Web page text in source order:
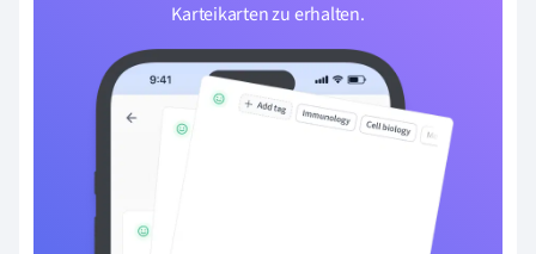
Karteikarten zu erhalten.